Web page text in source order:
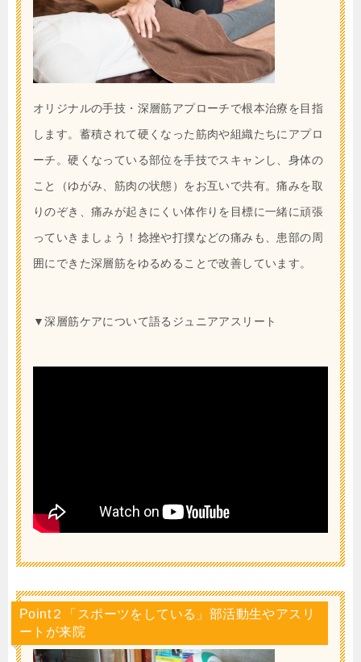
オリジナルの手技・深層筋アプローチで根本治療を目指
します。蓄積されて硬くなった筋肉や組織たちにアプロ
ーチ。硬くなっている部位を手技でスキャンし、身体の
こと（ゆがみ、筋肉の状態）をお互いで共有。痛みを取
りのぞき、痛みが起きにくい体作りを目標に一緒に頑張
っていきましょう！捻挫や打撲などの痛みも、患部の周
囲にできた深層筋をゆるめることで改善しています。
▼深層筋ケアについて語るジュニアアスリート
Point２「スポーツをしている」部活動生やアスリ
ートが来院